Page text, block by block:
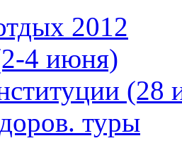
2012
4 июня)
(28
туры